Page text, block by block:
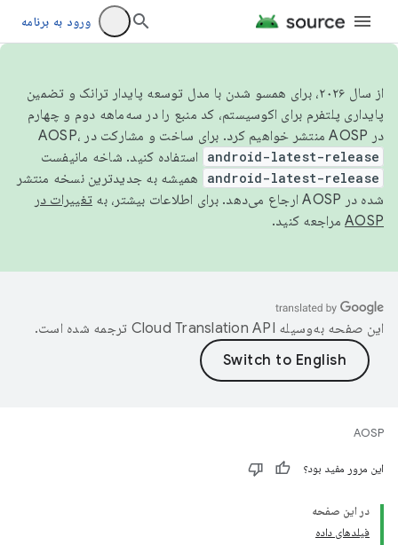
ورود به برنامه
از سال ۲۰۲۶، برای همسو شدن با مدل توسعه پایدار ترانک و تضمین
پایداری پلتفرم برای اکوسیستم، کد منبع را در سه‌ماهه دوم و چهارم
در AOSP منتشر خواهیم کرد. برای ساخت و مشارکت در AOSP،
android-latest-release استفاده کنید. شاخه مانیفست
android-latest-release
همیشه به جدیدترین نسخه منتشر
شده در AOSP ارجاع می‌دهد. برای اطلاعات بیشتر، به
تغییرات در
AOSP مراجعه کنید.
این صفحه به‌وسیله ترجمه شده است.
AOSP
این مرور مفید بود؟
در این صفحه
فیلدهای داده